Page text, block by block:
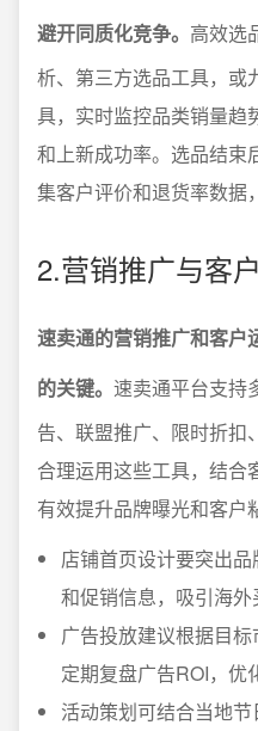
避开同质化竞争。 高效选
析、第三方选品工具，或
具，实时监控品类销量趋
和上新成功率。选品结束
集客户评价和退货率数据
2.营销推广与客
速卖通的营销推广和客户
的关键。 速卖通平台支持
告、联盟推广、限时折扣
合理运用这些工具，结合
有效提升品牌曝光和客户
店铺首页设计要突出
和促销信息，吸引海外
广告投放建议根据目标
定期复盘广告ROI，优
活动策划可结合当地